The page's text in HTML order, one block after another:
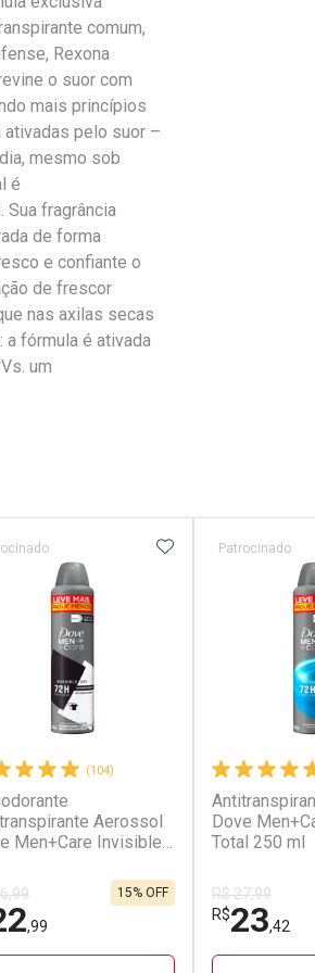
comum,
Rexona
o suor com
mais princípios
pelo suor –
mesmo sob
é
Sua fragrância
de forma
e confiante o
de frescor
nas axilas secas
a fórmula é ativada
um
AOS FAVORITOS
(104)
Aerossol
Men+Care Invisible
,99
15% OFF
ADICIONAR AOS
Dove
Total 250 ml
Patrocinado
R$ 27,99
R$23,42